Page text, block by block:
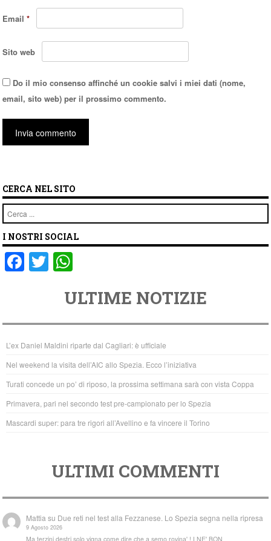
Email*
Sito web
Do il mio consenso affinché un cookie salvi i miei dati (nome,
email, sito web) per il prossimo commento.
CERCA NEL SITO
Cerca
I NOSTRI SOCIAL
F
a
e
b
o
o
k
T
wi
er
at
s
A
p
p
ULTIME NOTIZIE
L’ex Daniel Maldini riparte dal Cagliari: è ufficiale
Nel weekend la visita dell’AIC allo Spezia. Ecco l’iniziativa
Turati concede un po’ di riposo, la prossima settimana sarà con vista Coppa
Primavera, pari nel secondo test pre-campionato per lo Spezia
Mascardi super: para tre rigori all’Avellino e fa vincere il Torino
ULTIMI COMMENTI
Mattia su Due reti nel test alla Fezzanese. Lo Spezia segna nella ripresa
9 Agosto 2026
Ma terzini destri solo vigna come dire che a semo rovina' ! I NE' BON